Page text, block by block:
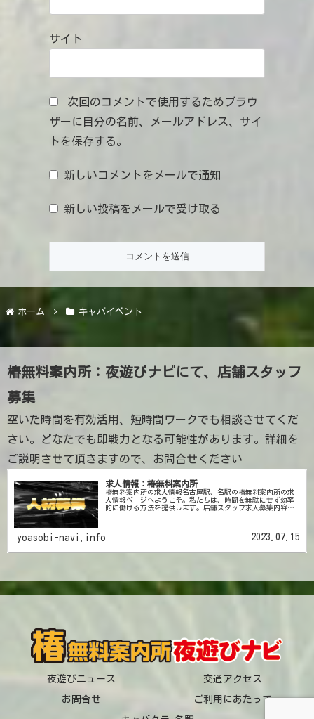
サイト
次回のコメントで使用するためブラウ
ザーに自分の名前、メールアドレス、サイ
トを保存する。
新しいコメントをメールで通知
新しい投稿をメールで受け取る
ホーム キャバイベント
椿無料案内所：夜遊びナビにて、店舗スタッフ
募集
空いた時間を有効活用、短時間ワークでも相談させてくだ
さい。どなたでも即戦力となる可能性があります。詳細を
ご説明させて頂きますので、お問合せください
求人情報：椿無料案内所
椿無料案内所の求人情報名古屋駅、名駅の椿無料案内所の求
人情報ページへようこそ。私たちは、時間を無駄にせず効率
的に働ける方法を提供します。店舗スタッフ求人募集内容求
yoasobi-navi.info 2023.07.15
夜遊びニュース 交通アクセス
お問合せ ご利用にあたって